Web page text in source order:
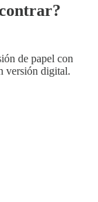
de papel con
versión digital.